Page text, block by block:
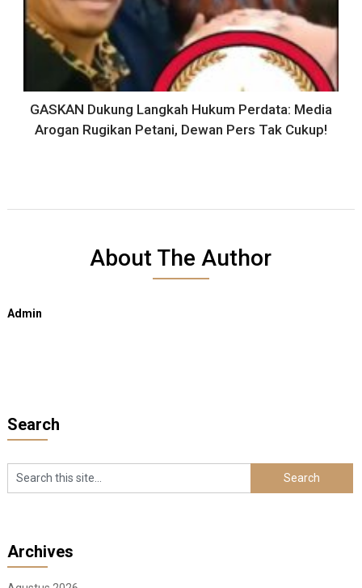
GASKAN Dukung Langkah Hukum Perdata: Media
Arogan Rugikan Petani, Dewan Pers Tak Cukup!
About The Author
Admin
Search
Archives